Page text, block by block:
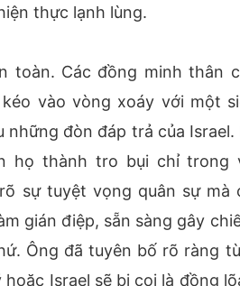
thực lạnh lùng.
toàn. Các đồng minh thân
vào vòng xoáy với một
những đòn đáp trả của
họ thành tro bụi chỉ trong
sự tuyệt vọng quân sự
gián điệp, sẵn sàng gây
Ông đã tuyên bố rõ ràng
Israel sẽ bị coi là đồng